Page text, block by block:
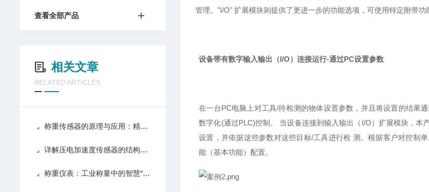
管理。"I/O" 扩展模块则提供了更进一步的功能选项，可使用特定附带功
设备带有数字输入输出（I/O）连接运行-通过PC设置参数
在一台PC电脑上对工具/待检测的物体设置参数，并且将设置的结果
数字化(通过PLC)控制。 当设备连接到输入输出（I/O）扩展模块，
设置，并依据这些参数对这些目标/工具进行检 测。根据客户对控制
能（基本功能）配置。
查看全部产品
相关文章
RELATED ARTICLES
称重传感器的原理与应用：精准测量的关键技术
详解压电加速度传感器的结构与安装
称重仪表：工业称量中的智慧“大脑”